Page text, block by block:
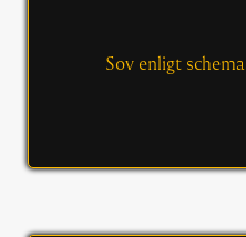
Sov enligt schema